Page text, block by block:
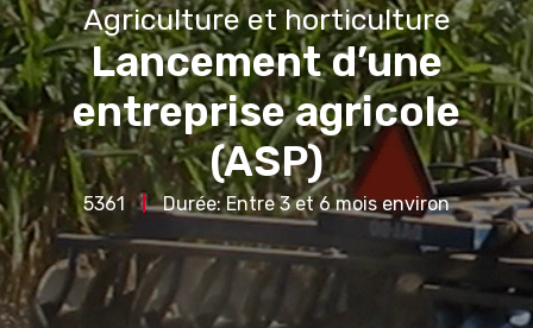
Agriculture et horticulture
Lancement d’une
entreprise agricole
(ASP)
5361 Durée: Entre 3 et 6 mois environ